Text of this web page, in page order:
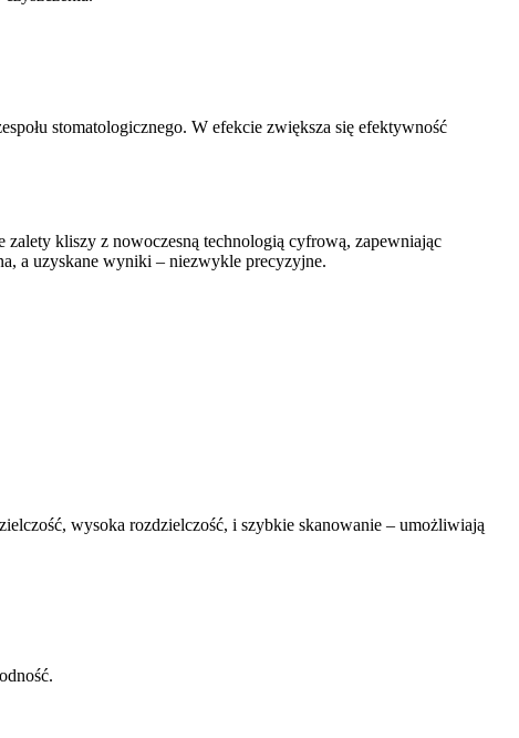
stomatologicznego. W efekcie zwiększa się efektywność
kliszy z nowoczesną technologią cyfrową, zapewniając
a uzyskane wyniki – niezwykle precyzyjne.
wysoka rozdzielczość, i szybkie skanowanie – umożliwiają